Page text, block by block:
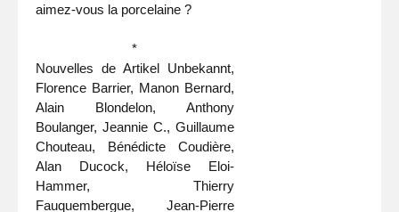
aimez-vous la porcelaine ?
*
Nouvelles de Artikel Unbekannt,
Florence Barrier, Manon Bernard,
Alain Blondelon, Anthony
Boulanger, Jeannie C., Guillaume
Chouteau, Bénédicte Coudière,
Alan Ducock, Héloïse Eloi-
Hammer, Thierry
Fauquembergue, Jean-Pierre